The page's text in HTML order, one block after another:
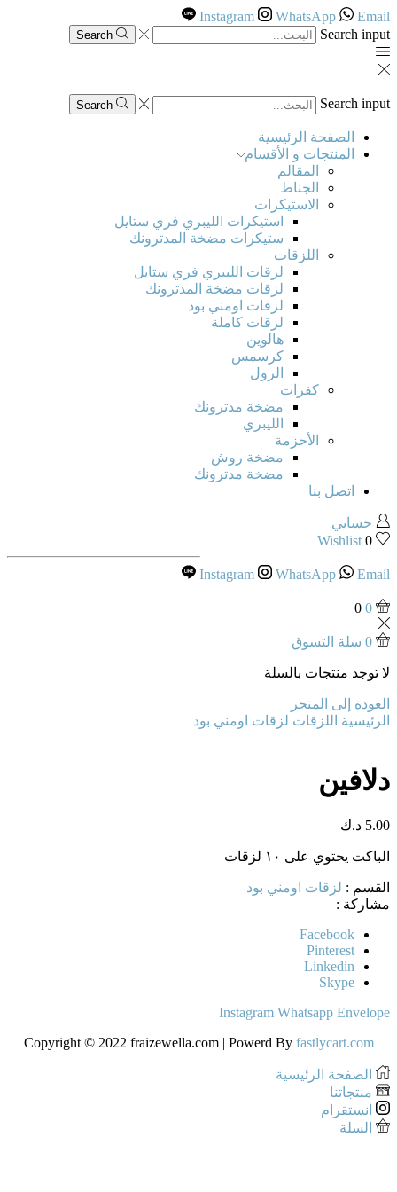
Instagram WhatsApp
Email
Search input
Search
Search input
Search
الصفحة الرئيسية
المنتجات و الأقسام
المقالم
الجناط
الاستيكرات
استيكرات الليبري فري ستايل
ستيكرات مضخة المدترونك
اللزقات
لزقات الليبري فري ستايل
لزقات مضخة المدترونك
لزقات اومني بود
لزقات كاملة
هالوين
كرسمس
الرول
كفرات
مضخة مدترونك
الليبري
الأحزمة
مضخة روش
مضخة مدترونك
اتصل بنا
حسابي
Wishlist 0
Instagram WhatsApp Email
0
0
0 سلة التسوق
لا توجد منتجات بالسلة
العودة إلى المتجر
الرئيسية اللزقات لزقات اومني بود
دلافين
5.00 د.ك
الباكت يحتوي على ١٠ لزقات
القسم : لزقات اومني بود
مشاركة :
Facebook
Pinterest
Linkedin
Skype
Instagram Whatsapp Envelope
Copyright © 2022 fraizewella.com | Powerd By fastlycart.com
الصفحة الرئيسية
منتجاتنا
انستقرام
السلة